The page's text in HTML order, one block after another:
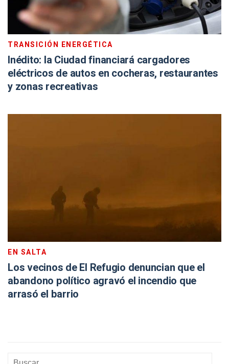
TRANSICIÓN ENERGÉTICA
Inédito: la Ciudad financiará cargadores
eléctricos de autos en cocheras, restaurantes
y zonas recreativas
EN SALTA
Los vecinos de El Refugio denuncian que el
abandono político agravó el incendio que
arrasó el barrio